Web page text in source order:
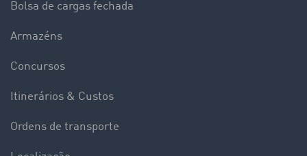
Bolsa de cargas fechada
Armazéns
Concursos
Itinerários & Custos
Ordens de transporte